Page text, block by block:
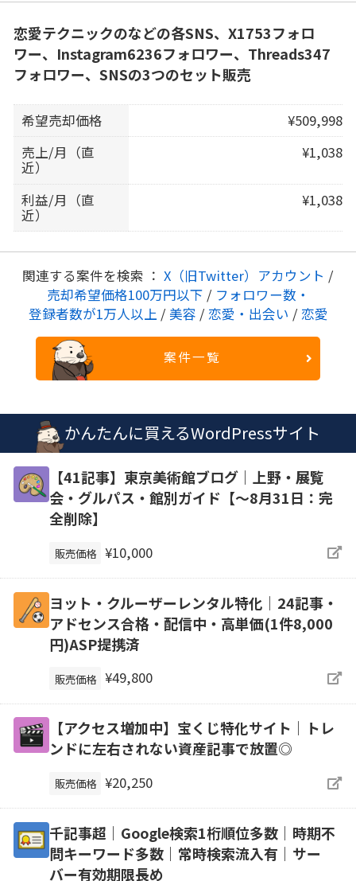
恋愛テクニックのなどの各SNS、X1753フォロ
ワー、Instagram6236フォロワー、Threads347
フォロワー、SNSの3つのセット販売
希望売却価格
¥509,998
売上/月（直
近）
¥1,038
利益/月（直
近）
¥1,038
関連する案件を検索 ： X（旧Twitter）アカウント /
売却希望価格100万円以下 / フォロワー数・
登録者数が1万人以上 / 美容 / 恋愛・出会い / 恋愛
案件一覧
かんたんに買えるWordPressサイト
【41記事】東京美術館ブログ｜上野・展覧
会・グルパス・館別ガイド【～8月31日：完
全削除】
販売価格 ¥10,000
ヨット・クルーザーレンタル特化｜24記事・
アドセンス合格・配信中・高単価(1件8,000
円)ASP提携済
販売価格 ¥49,800
【アクセス増加中】宝くじ特化サイト｜トレ
ンドに左右されない資産記事で放置◎
販売価格 ¥20,250
千記事超｜Google検索1桁順位多数｜時期不
問キーワード多数｜常時検索流入有｜サー
バー有効期限長め